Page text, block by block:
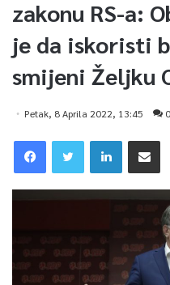
zakonu RS-a:
je da iskoristi
smijeni Željku
Petak, 8 Aprila 2022, 13:45 0